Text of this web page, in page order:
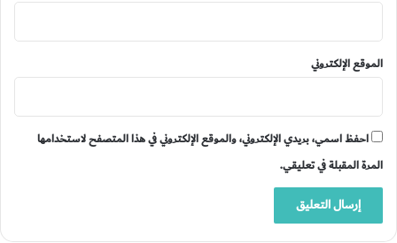
الموقع الإلكتروني
احفظ اسمي، بريدي الإلكتروني، والموقع الإلكتروني في هذا المتصفح لاستخدامها
المرة المقبلة في تعليقي.